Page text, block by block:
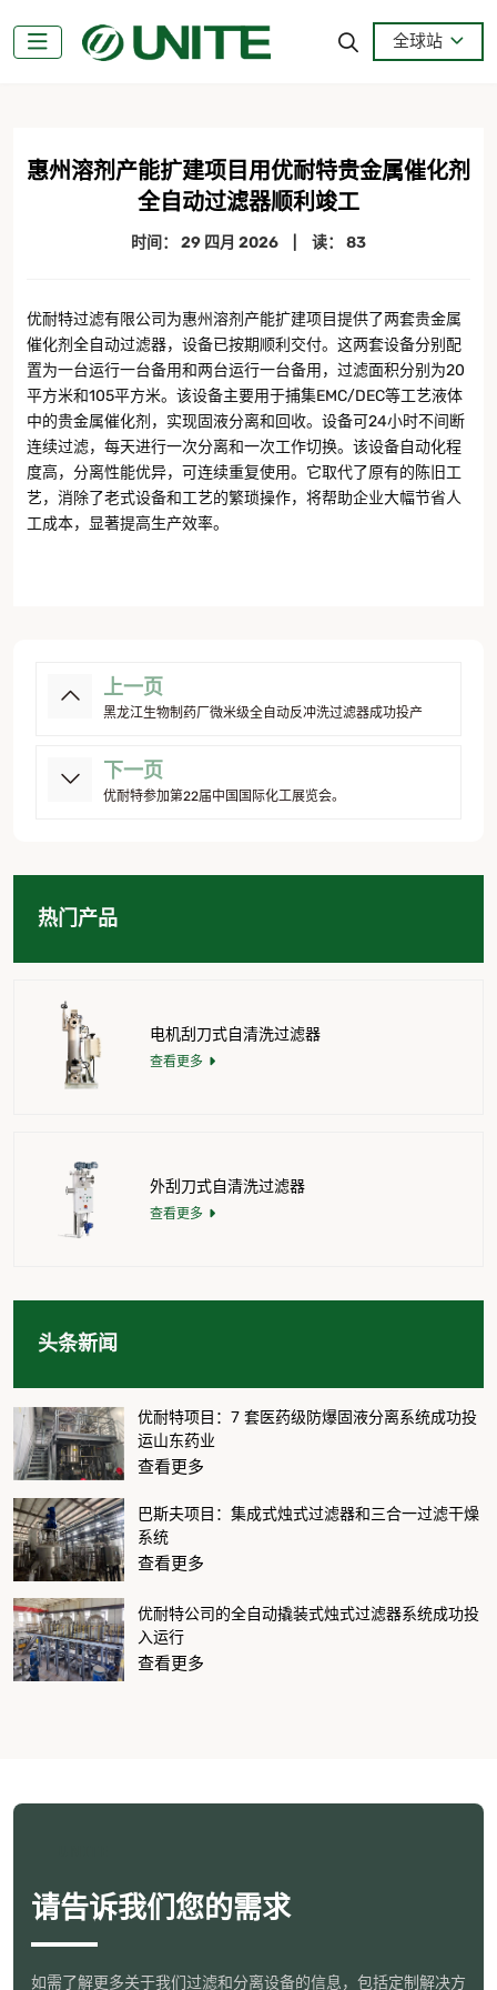
全球站
惠州溶剂产能扩建项目用优耐特贵金属催化剂
全自动过滤器顺利竣工
时间： 29 四月 2026 读： 83
优耐特过滤有限公司为惠州溶剂产能扩建项目提供了两套贵金属
催化剂全自动过滤器，设备已按期顺利交付。这两套设备分别配
置为一台运行一台备用和两台运行一台备用，过滤面积分别为20
平方米和105平方米。该设备主要用于捕集EMC/DEC等工艺液体
中的贵金属催化剂，实现固液分离和回收。设备可24小时不间断
连续过滤，每天进行一次分离和一次工作切换。该设备自动化程
度高，分离性能优异，可连续重复使用。它取代了原有的陈旧工
艺，消除了老式设备和工艺的繁琐操作，将帮助企业大幅节省人
工成本，显著提高生产效率。
上一页
黑龙江生物制药厂微米级全自动反冲洗过滤器成功投产
下一页
优耐特参加第22届中国国际化工展览会。
热门产品
电机刮刀式自清洗过滤器
查看更多
外刮刀式自清洗过滤器
查看更多
头条新闻
优耐特项目：7 套医药级防爆固液分离系统成功投
运山东药业
查看更多
巴斯夫项目：集成式烛式过滤器和三合一过滤干燥
系统
查看更多
优耐特公司的全自动撬装式烛式过滤器系统成功投
入运行
查看更多
请告诉我们您的需求
如需了解更多关于我们过滤和分离设备的信息，包括定制解决方